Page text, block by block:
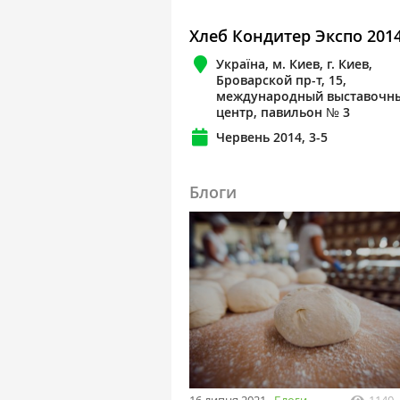
Хлеб Кондитер Экспо
Україна, м. Киев, г. Киев,
Броварской пр-т, 15,
международный
центр, павильон № 3
Червень 2014, 3-5
Блоги